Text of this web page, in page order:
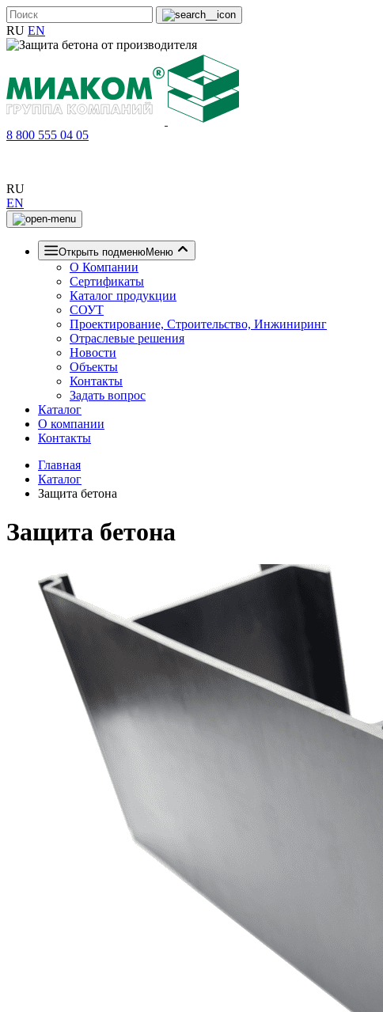
RU EN
8 800 555 04 05
RU
EN
Открыть подменюМеню
О Компании
Сертификаты
Каталог продукции
СОУТ
Проектирование, Строительство, Инжиниринг
Отраслевые решения
Новости
Объекты
Контакты
Задать вопрос
Каталог
О компании
Контакты
Главная
Каталог
Защита бетона
Защита бетона